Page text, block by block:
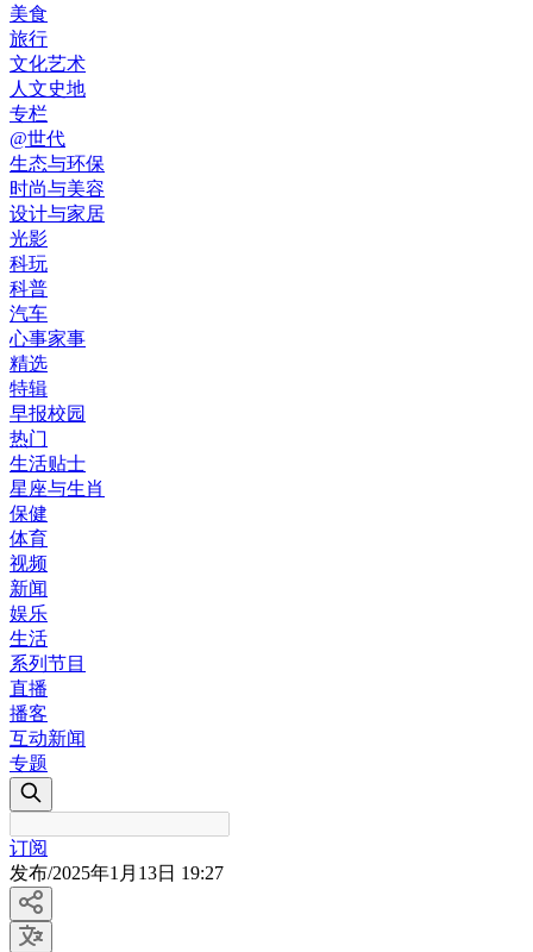
美食
旅行
文化艺术
人文史地
专栏
@世代
生态与环保
时尚与美容
设计与家居
光影
科玩
科普
汽车
心事家事
精选
特辑
早报校园
热门
生活贴士
星座与生肖
保健
体育
视频
新闻
娱乐
生活
系列节目
直播
播客
互动新闻
专题
订阅
发布/2025年1月13日 19:27